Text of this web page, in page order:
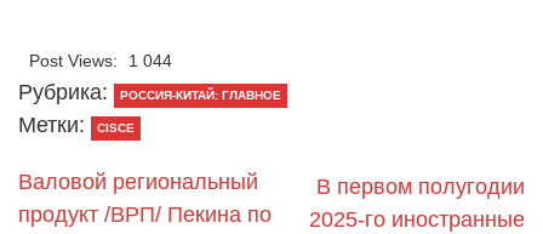
Post Views: 1 044
Рубрика: РОССИЯ-КИТАЙ: ГЛАВНОЕ
Метки: CISCE
Валовой региональный
продукт /ВРП/ Пекина по
В первом полугодии
2025-го иностранные